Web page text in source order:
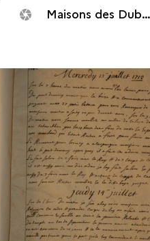
Maisons des Dubocage de Bléville achetée au Havre en 1716 par Michel Dubocage à son retour de son voyage à la Chine